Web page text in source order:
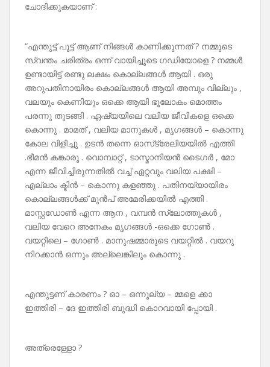
ചോദിക്കുകയാണ് :
“എന്തുട്ട് പൂട്ട് ആണ് നിങ്ങൾ കാണിക്കുന്നത് ? നമ്മുടെ
സ്വന്തം ചരിത്രം ഒന്ന് വായിച്ചൂടെ ഗഡിയോളെ ? നമ്മൾ
ഉണ്ടായിട്ട് രണ്ടു ലക്ഷം കൊല്ലങ്ങൾ ആയി . ഒരു
അറുപതിനായിരം കൊല്ലങ്ങൾ ആയി അമ്പും വില്ലും ,
വലയും കെണിയും ഒക്കെ ആയി ഭൂലോകം മൊത്തം
പരന്നു തുടങ്ങി . ഏഷ്യയിലെ വലിയ ജീവികളെ ഒക്കെ
കൊന്നു . മാമത് , വലിയ മാനുകൾ , മൃഗങ്ങൾ – കൊന്നു
കോല വിളിച്ചു . ഉടൻ തന്നെ ഓസ്‌ട്രേലിയയിൽ എത്തി
.ഭീമൻ കങ്കാരൂ . വൊമ്പാറ്റ് , ടാസ്മാനിയൻ ടൈഗർ , മോ
എന്ന ജീവിച്ചിരുന്നതിൽ വച്ച് ഏറ്റവും വലിയ പക്ഷി –
എല്ലാം ക്ടിൻ – കൊന്നു കളഞ്ഞു . പതിനയ്യായിരം
കൊല്ലങ്ങൾക്ക് മുൻപ് അമേരിക്കയിൽ എത്തി .
മാസ്റ്റഡോൺ എന്ന ആന , വമ്പൻ സ്ലോത്തുകൾ ,
വലിയ വേറെ അനേകം മൃഗങ്ങൾ -ഒക്കെ ഗോൺ .
വയറ്റിലെ – ഗോൺ . മാനുഷമ്മാരുടെ വയറ്റിൽ . വയറു
നിറക്കാൻ ഒന്നും അല്ലെങ്കിലും കൊന്നു .
എന്തുട്ടണ് കാരണം ? ഓ – ഒന്നൂല്യ – മ്മളെ ക്കാ
ഇത്തിരി – ദേ ഇത്തിരി ബുദ്ധി കൊറവായി പ്പോയി .
അത്രെള്ളോ ?